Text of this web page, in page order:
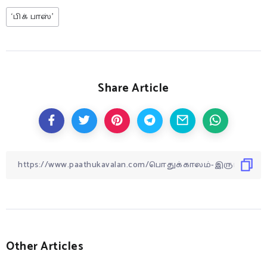
‘பிக் பாஸ்’
Share Article
Other Articles